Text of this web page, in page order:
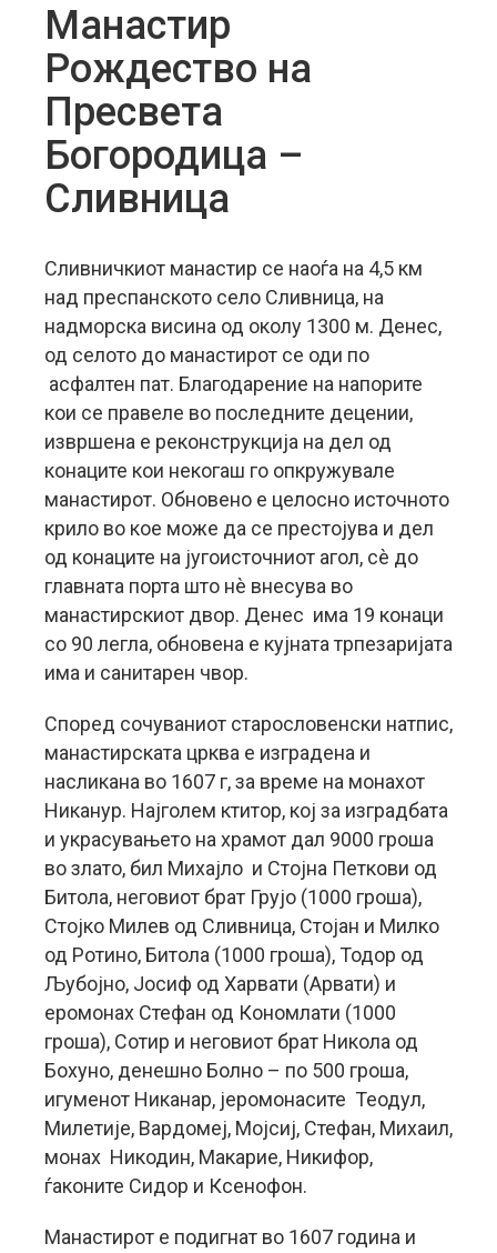
Манастир
Рождество на
Пресвета
Богородица –
Сливница
Сливничкиот манастир се наоѓа на 4,5 км
над преспанското село Сливница, на
надморска висина од околу 1300 м. Денес,
од селото до манастирот се оди по
асфалтен пат. Благодарение на напорите
кои се правеле во последните децении,
извршена е реконструкција на дел од
конаците кои некогаш го опкружувале
манастирот. Обновено е целосно источното
крило во кое може да се престојува и дел
од конаците на југоисточниот агол, сè до
главната порта што нè внесува во
манастирскиот двор. Денес има 19 конаци
со 90 легла, обновена е кујната трпезаријата
има и санитарен чвор.
Според сочуваниот старословенски натпис,
манастирската црква е изградена и
насликана во 1607 г, за време на монахот
Никанур. Најголем ктитор, кој за изградбата
и украсувањето на храмот дал 9000 гроша
во злато, бил Михајло и Стојна Петкови од
Битола, неговиот брат Грујо (1000 гроша),
Стојко Милев од Сливница, Стојан и Милко
од Ротино, Битола (1000 гроша), Тодор од
Љубојно, Јосиф од Харвати (Арвати) и
еромонах Стефан од Кономлати (1000
гроша), Сотир и неговиот брат Никола од
Бохуно, денешно Болно – по 500 гроша,
игуменот Никанар, јеромонасите Теодул,
Милетије, Вардомеј, Мојсиј, Стефан, Михаил,
монах Никодин, Макарие, Никифор,
ѓаконите Сидор и Ксенофон.
Манастирот е подигнат во 1607 година и